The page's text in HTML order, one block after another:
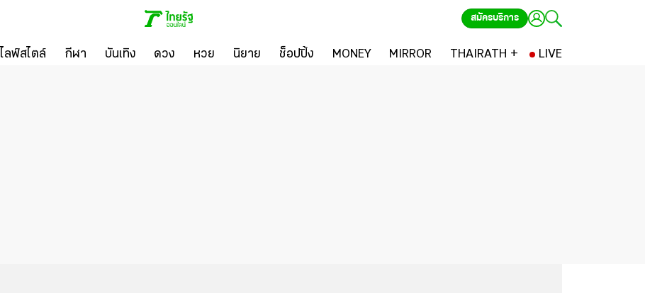
สมัครบริการ
ไลฟ์สไตล์ กีฬา บันเทิง ดวง หวย นิยาย ช็อปปิ้ง MONEY MIRROR THAIRATH + LIVE